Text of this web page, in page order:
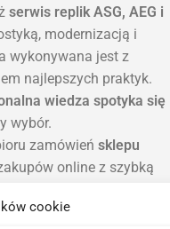
cookie
serwis replik ASG, AEG i
modernizacją i
wykonywana jest z
najlepszych praktyk.
wiedza spotyka się
wybór.
zamówień sklepu
online z szybką